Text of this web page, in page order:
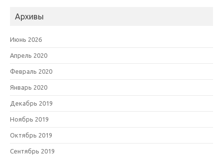
Архивы
Июнь 2026
Апрель 2020
Февраль 2020
Январь 2020
Декабрь 2019
Ноябрь 2019
Октябрь 2019
Сентябрь 2019